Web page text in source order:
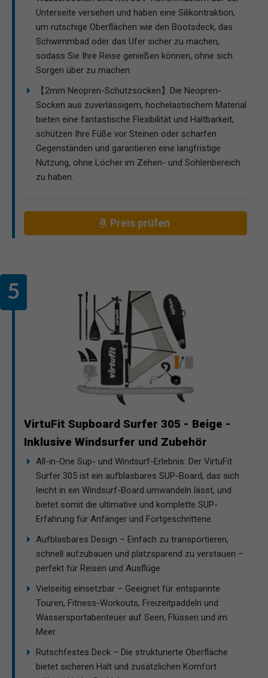
Unterseite versehen und haben eine Silikontraktion,
um rutschige Oberflächen wie den Bootsdeck, das
Schwimmbad oder das Ufer sicher zu machen,
sodass Sie Ihre Reise genießen können, ohne sich
Sorgen über zu machen.
【2mm Neopren-Schutzsocken】Die Neopren-
Socken aus zuverlässigem, hochelastischem Material
bieten eine fantastische Flexibilität und Haltbarkeit,
schützen Ihre Füße vor Steinen oder scharfen
Gegenständen und garantieren eine langfristige
Nutzung, ohne Löcher im Zehen- und Sohlenbereich
zu haben.
Preis prüfen
VirtuFit Supboard Surfer 305 - Beige -
Inklusive Windsurfer und Zubehör
All-in-One Sup- und Windsurf-Erlebnis: Der VirtuFit
Surfer 305 ist ein aufblasbares SUP-Board, das sich
leicht in ein Windsurf-Board umwandeln lässt, und
bietet somit die ultimative und komplette SUP-
Erfahrung für Anfänger und Fortgeschrittene.
Aufblasbares Design – Einfach zu transportieren,
schnell aufzubauen und platzsparend zu verstauen –
perfekt für Reisen und Ausflüge.
Vielseitig einsetzbar – Geeignet für entspannte
Touren, Fitness-Workouts, Freizeitpaddeln und
Wassersportabenteuer auf Seen, Flüssen und im
Meer.
Rutschfestes Deck – Die strukturierte Oberfläche
bietet sicheren Halt und zusätzlichen Komfort